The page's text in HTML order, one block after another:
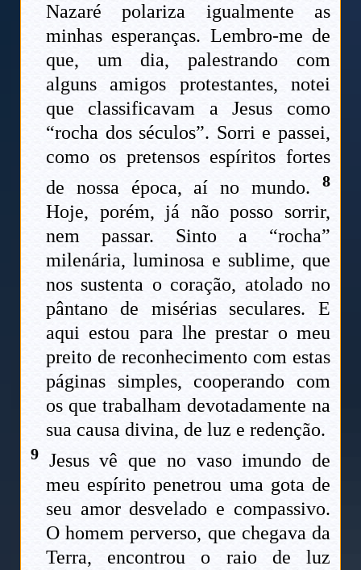
Nazaré polariza igualmente as
minhas esperanças. Lembro-me de
que, um dia, palestrando com
alguns amigos protestantes, notei
que classificavam a Jesus como
“rocha dos séculos”. Sorri e passei,
como os pretensos espíritos fortes
de nossa época, aí no mundo. 8
Hoje, porém, já não posso sorrir,
nem passar. Sinto a “rocha”
milenária, luminosa e sublime, que
nos sustenta o coração, atolado no
pântano de misérias seculares. E
aqui estou para lhe prestar o meu
preito de reconhecimento com estas
páginas simples, cooperando com
os que trabalham devotadamente na
sua causa divina, de luz e redenção.
9 Jesus vê que no vaso imundo de
meu espírito penetrou uma gota de
seu amor desvelado e compassivo.
O homem perverso, que chegava da
Terra, encontrou o raio de luz